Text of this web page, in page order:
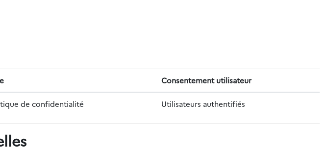
Consentement utilisateur
de confidentialité Utilisateurs authentifiés